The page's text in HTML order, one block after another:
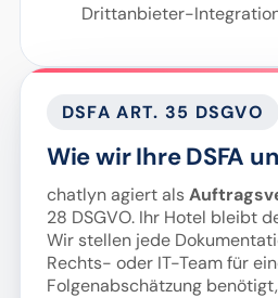
Drittanbieter-
DSFA ART. 35 DSGVO
Wie wir Ihre DSFA
chatlyn agiert als
28 DSGVO. Ihr Hotel bleibt
Wir stellen jede
Rechts- oder IT-Team für
Folgenabschätzung